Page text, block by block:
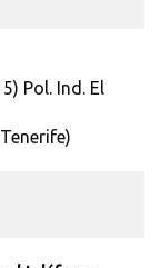
Pol. Ind. El